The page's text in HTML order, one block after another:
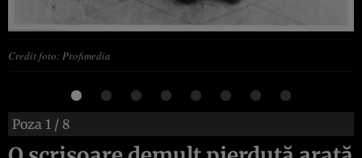
Credit foto: Profimedia
Poza 1 / 8